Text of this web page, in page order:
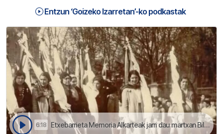
Entzun ‘Goizeko Izarretan’-ko podkastak
6:18 Etxebarrieta Memoria Alkarteak jarri dau martxan Bilbo Hari Gorria | Goizeko Izarretan